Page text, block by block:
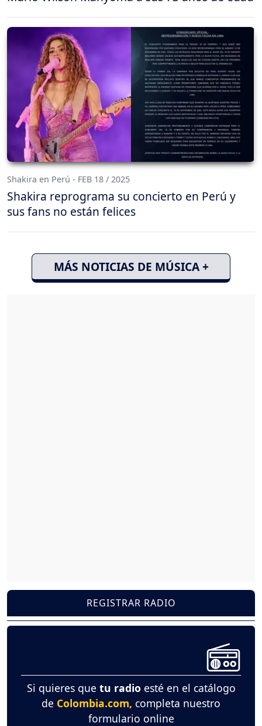
Shakira en Perú - FEB 18 / 2025
Shakira reprograma su concierto en Perú y
sus fans no están felices
MÁS NOTICIAS DE MÚSICA +
REGISTRAR RADIO
Si quieres que tu radio esté en el catálogo
de Colombia.com, completa nuestro
formulario online